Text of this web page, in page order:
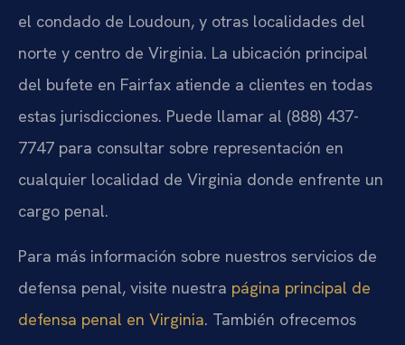
el condado de Loudoun, y otras localidades del
norte y centro de Virginia. La ubicación principal
del bufete en Fairfax atiende a clientes en todas
estas jurisdicciones. Puede llamar al (888) 437-
7747 para consultar sobre representación en
cualquier localidad de Virginia donde enfrente un
cargo penal.
Para más información sobre nuestros servicios de
defensa penal, visite nuestra página principal de
defensa penal en Virginia. También ofrecemos